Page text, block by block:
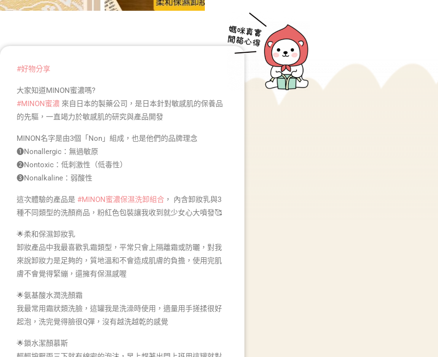
#好物分享
大家知道MINON蜜濃嗎?
#MINON蜜濃 來自日本的製藥公司，是日本針對敏感肌的保養品
的先驅，一直竭力於敏感肌的研究與產品開發
MINON名字是由3個「Non」組成，也是他們的品牌理念
❶Nonallergic：無過敏原
❷Nontoxic：低刺激性（低毒性）
❸Nonalkaline：弱酸性
這次體驗的產品是 #MINON蜜濃保濕洗卸組合 ， 內含卸妝乳與3
種不同類型的洗顏商品，粉紅色包裝讓我收到就少女心大噴發🥰
🌟柔和保濕卸妝乳
卸妝產品中我最喜歡乳霜類型，平常只會上隔離霜或防曬，對我
來說卸妝力是足夠的，質地溫和不會造成肌膚的負擔，使用完肌
膚不會覺得緊繃，還擁有保濕感喔
🌟氨基酸水潤洗顏霜
我最常用霜狀類洗臉，這罐我是洗澡時使用，適量用手搓揉很好
起泡，洗完覺得臉很Q彈，沒有越洗越乾的感覺
🌟鎖水潔顏慕斯